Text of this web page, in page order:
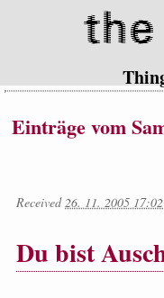
Einträge vom
Received26. 11. 2005 17:02
Du bist